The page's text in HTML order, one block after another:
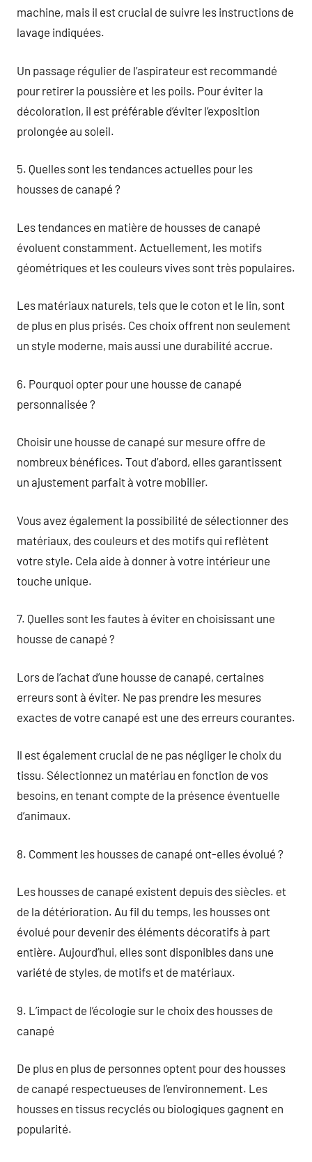
machine, mais il est crucial de suivre les instructions de
lavage indiquées.
Un passage régulier de l’aspirateur est recommandé
pour retirer la poussière et les poils. Pour éviter la
décoloration, il est préférable d’éviter l’exposition
prolongée au soleil.
5. Quelles sont les tendances actuelles pour les
housses de canapé ?
Les tendances en matière de housses de canapé
évoluent constamment. Actuellement, les motifs
géométriques et les couleurs vives sont très populaires.
Les matériaux naturels, tels que le coton et le lin, sont
de plus en plus prisés. Ces choix offrent non seulement
un style moderne, mais aussi une durabilité accrue.
6. Pourquoi opter pour une housse de canapé
personnalisée ?
Choisir une housse de canapé sur mesure offre de
nombreux bénéfices. Tout d’abord, elles garantissent
un ajustement parfait à votre mobilier.
Vous avez également la possibilité de sélectionner des
matériaux, des couleurs et des motifs qui reflètent
votre style. Cela aide à donner à votre intérieur une
touche unique.
7. Quelles sont les fautes à éviter en choisissant une
housse de canapé ?
Lors de l’achat d’une housse de canapé, certaines
erreurs sont à éviter. Ne pas prendre les mesures
exactes de votre canapé est une des erreurs courantes.
Il est également crucial de ne pas négliger le choix du
tissu. Sélectionnez un matériau en fonction de vos
besoins, en tenant compte de la présence éventuelle
d’animaux.
8. Comment les housses de canapé ont-elles évolué ?
Les housses de canapé existent depuis des siècles. et
de la détérioration. Au fil du temps, les housses ont
évolué pour devenir des éléments décoratifs à part
entière. Aujourd’hui, elles sont disponibles dans une
variété de styles, de motifs et de matériaux.
9. L’impact de l’écologie sur le choix des housses de
canapé
De plus en plus de personnes optent pour des housses
de canapé respectueuses de l’environnement. Les
housses en tissus recyclés ou biologiques gagnent en
popularité.